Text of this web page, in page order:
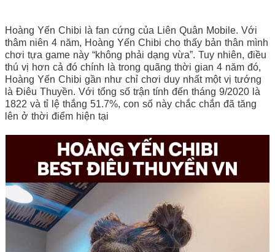
Hoàng Yến Chibi là fan cứng của Liên Quân Mobile. Với
thâm niên 4 năm, Hoàng Yến Chibi cho thấy bản thân mình
chơi tựa game này “không phải dạng vừa”. Tuy nhiên, điều
thú vị hơn cả đó chính là trong quãng thời gian 4 năm đó,
Hoàng Yến Chibi gần như chỉ chơi duy nhất một vị tướng
là Điêu Thuyền. Với tổng số trận tính đến tháng 9/2020 là
1822 và tỉ lệ thắng 51.7%, con số này chắc chắn đã tăng
lên ở thời điểm hiện tại